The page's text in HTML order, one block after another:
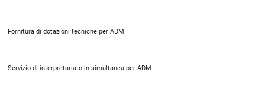
Fornitura di dotazioni tecniche per ADM
Servizio di interpretariato in simultanea per ADM